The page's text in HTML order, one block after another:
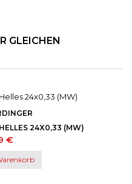
GLEICHEN
24X0,33 (MW)
€